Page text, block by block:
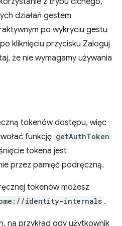
działań gestem
po wykryciu gestu
kliknięciu przycisku Zaloguj
że nie wymagamy używania
tokenów dostępu, więc
funkcję getAuthToken
tokena jest
przez pamięć podręczną.
tokenów możesz
identity-internals .
na przykład gdy użytkownik